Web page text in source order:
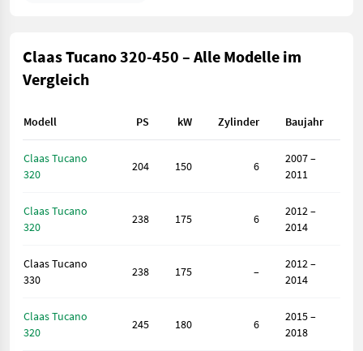
Claas Tucano 320-450 – Alle Modelle im
Vergleich
Modell PS kW Zylinder Baujahr
Claas Tucano
320
204 150 6
2007 –
2011
Claas Tucano
320
238 175 6
2012 –
2014
Claas Tucano
330
238 175 –
2012 –
2014
Claas Tucano
320
245 180 6
2015 –
2018